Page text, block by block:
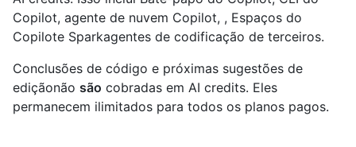
Copilot, agente de nuvem Copilot, , Espaços do
Copilote Sparkagentes de codificação de terceiros.
Conclusões de código e próximas sugestões de
ediçãonão são cobradas em AI credits. Eles
permanecem ilimitados para todos os planos pagos.